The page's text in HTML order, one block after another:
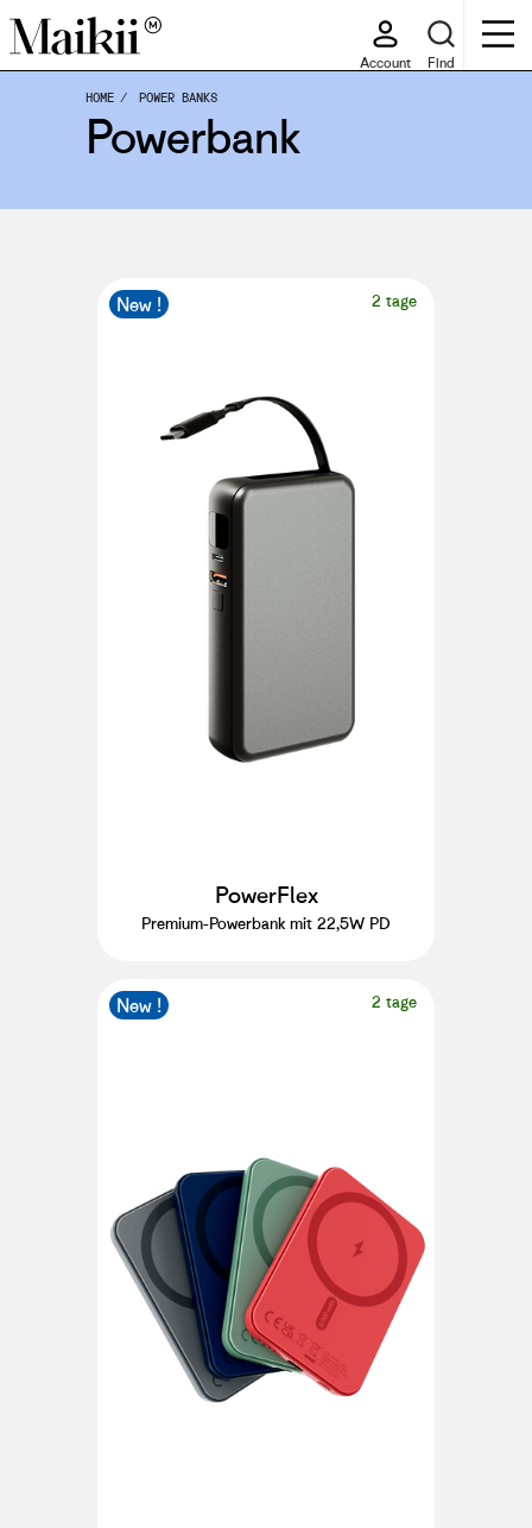
Account Find
HOME POWER BANKS
Powerbank
2 tage
New !
PowerFlex
Premium-Powerbank mit 22,5W PD
2 tage
New !